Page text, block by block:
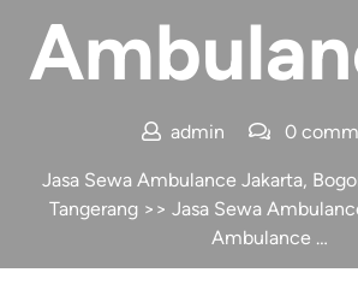
admin 0
Jasa Sewa Ambulance Jakarta,
Tangerang>> Jasa Sewa
Ambulance …